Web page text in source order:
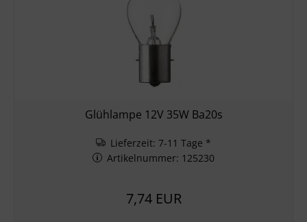
Glühlampe 12V 35W Ba20s
Lieferzeit: 7-11 Tage *
Artikelnummer: 125230
7,74 EUR